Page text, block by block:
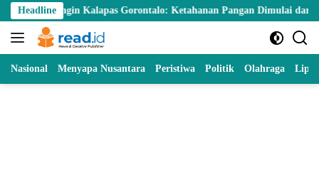
Skip
to
content
Headline
Kalapas Gorontalo: Ketahanan Pangan Dimulai dari Balik Jeruji
Nasional Menyapa Nusantara Peristiwa Politik Olahraga